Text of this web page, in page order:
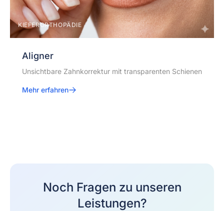
KIEFERORTHOPÄDIE
Aligner
Unsichtbare Zahnkorrektur mit transparenten Schienen
Mehr erfahren
Noch Fragen zu unseren
Leistungen?